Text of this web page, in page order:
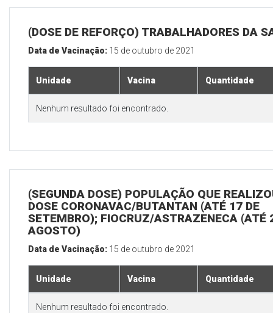
(DOSE DE REFORÇO) TRABALHADORES DA
Data de Vacinação: 15 de outubro de 2021
Unidade Vacina Quantidade
Nenhum resultado foi encontrado.
(SEGUNDA DOSE) POPULAÇÃO QUE
DOSE CORONAVAC/BUTANTAN (ATÉ 17 DE
SETEMBRO); FIOCRUZ/ASTRAZENECA (ATÉ
AGOSTO)
Data de Vacinação: 15 de outubro de 2021
Unidade Vacina Quantidade
Nenhum resultado foi encontrado.